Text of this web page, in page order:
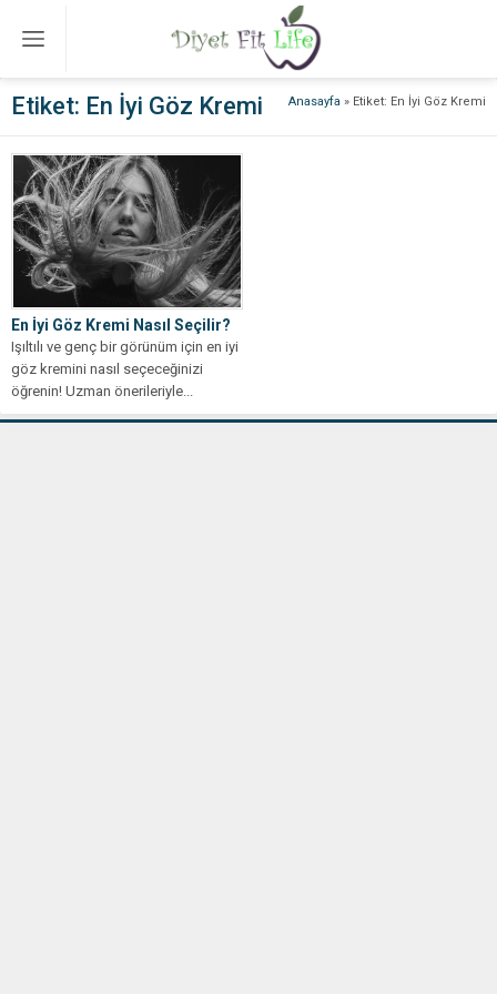
Anasayfa » Etiket: En İyi Göz Kremi
Etiket: En İyi Göz Kremi
En İyi Göz Kremi Nasıl Seçilir?
Işıltılı ve genç bir görünüm için en iyi
göz kremini nasıl seçeceğinizi
öğrenin! Uzman önerileriyle...